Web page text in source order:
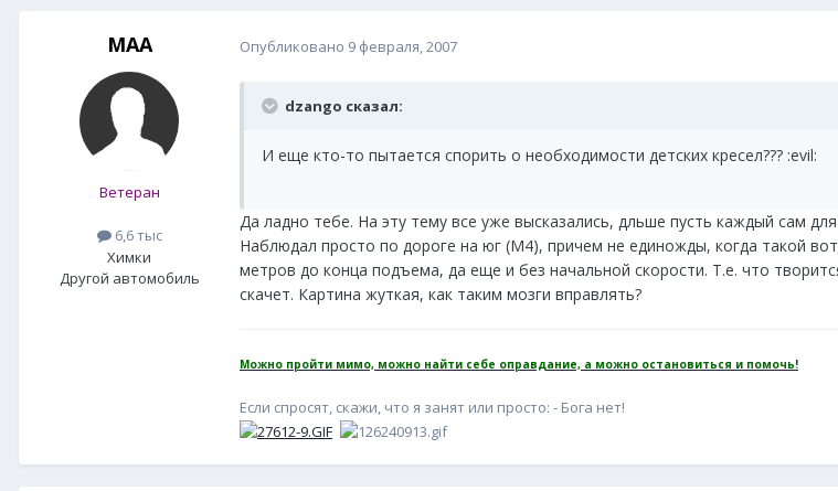
MAA
Ветеран
6,6 тыс
Химки
Другой автомобиль
Опубликовано 9 февраля, 2007
dzango сказал:
И еще кто-то пытается спорить о необходимости детских кресел??? :evil:
Да ладно тебе. На эту тему все уже высказались, дльше пусть каждый сам
Наблюдал просто по дороге на юг (М4), причем не единожды, когда такой
метров до конца подъема, да еще и без начальной скорости. Т.е. что
скачет. Картина жуткая, как таким мозги вправлять?
Можно пройти мимо, можно найти себе оправдание, а можно остановиться и помочь!
Если спросят, скажи, что я занят или просто: - Бога нет!